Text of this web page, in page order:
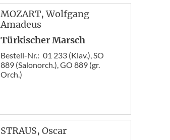
MOZART, Wolfgang
Amadeus
Türkischer Marsch
Bestell-Nr.: 01 233 (Klav.), SO
889 (Salonorch.), GO 889 (gr.
Orch.)
STRAUS, Oscar